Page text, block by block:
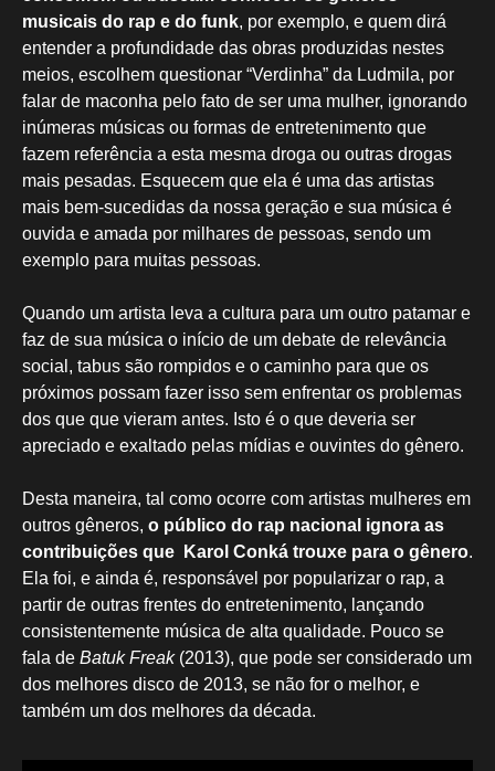
musicais do rap e do funk, por exemplo, e quem dirá
entender a profundidade das obras produzidas nestes
meios, escolhem questionar “Verdinha” da Ludmila, por
falar de maconha pelo fato de ser uma mulher, ignorando
inúmeras músicas ou formas de entretenimento que
fazem referência a esta mesma droga ou outras drogas
mais pesadas. Esquecem que ela é uma das artistas
mais bem-sucedidas da nossa geração e sua música é
ouvida e amada por milhares de pessoas, sendo um
exemplo para muitas pessoas.
Quando um artista leva a cultura para um outro patamar e
faz de sua música o início de um debate de relevância
social, tabus são rompidos e o caminho para que os
próximos possam fazer isso sem enfrentar os problemas
dos que que vieram antes. Isto é o que deveria ser
apreciado e exaltado pelas mídias e ouvintes do gênero.
Desta maneira, tal como ocorre com artistas mulheres em
outros gêneros, o público do rap nacional ignora as
contribuições que Karol Conká trouxe para o gênero.
Ela foi, e ainda é, responsável por popularizar o rap, a
partir de outras frentes do entretenimento, lançando
consistentemente música de alta qualidade. Pouco se
fala de Batuk Freak(2013), que pode ser considerado um
dos melhores disco de 2013, se não for o melhor, e
também um dos melhores da década.